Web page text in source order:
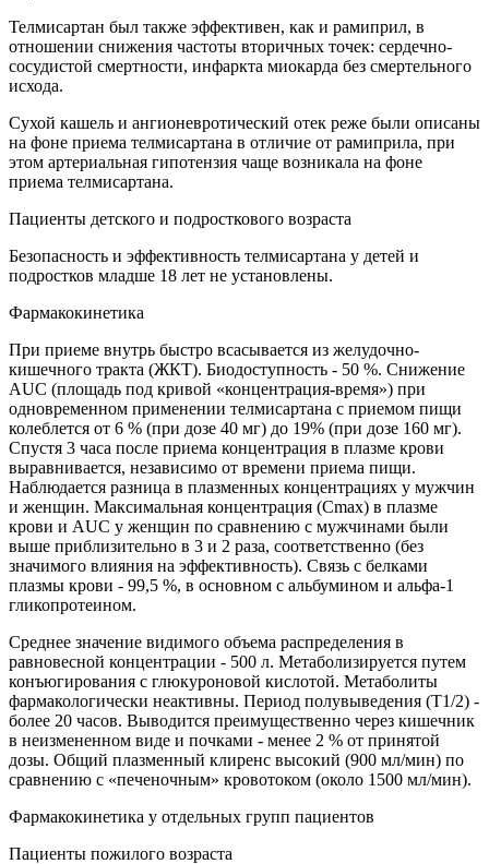
Телмисартан был также эффективен, как и рамиприл, в
отношении снижения частоты вторичных точек: сердечно-
сосудистой смертности, инфаркта миокарда без смертельного
исхода.
Сухой кашель и ангионевротический отек реже были описаны
на фоне приема телмисартана в отличие от рамиприла, при
этом артериальная гипотензия чаще возникала на фоне
приема телмисартана.
Пациенты детского и подросткового возраста
Безопасность и эффективность телмисартана у детей и
подростков младше 18 лет не установлены.
Фармакокинетика
При приеме внутрь быстро всасывается из желудочно-
кишечного тракта (ЖКТ). Биодоступность - 50 %. Снижение
AUC (площадь под кривой «концентрация-время») при
одновременном применении телмисартана с приемом пищи
колеблется от 6 % (при дозе 40 мг) до 19% (при дозе 160 мг).
Спустя 3 часа после приема концентрация в плазме крови
выравнивается, независимо от времени приема пищи.
Наблюдается разница в плазменных концентрациях у мужчин
и женщин. Максимальная концентрация (Сmах) в плазме
крови и AUC у женщин по сравнению с мужчинами были
выше приблизительно в 3 и 2 раза, соответственно (без
значимого влияния на эффективность). Связь с белками
плазмы крови - 99,5 %, в основном с альбумином и альфа-1
гликопротеином.
Среднее значение видимого объема распределения в
равновесной концентрации - 500 л. Метаболизируется путем
конъюгирования с глюкуроновой кислотой. Метаболиты
фармакологически неактивны. Период полувыведения (Т1/2) -
более 20 часов. Выводится преимущественно через кишечник
в неизмененном виде и почками - менее 2 % от принятой
дозы. Общий плазменный клиренс высокий (900 мл/мин) по
сравнению с «печеночным» кровотоком (около 1500 мл/мин).
Фармакокинетика у отдельных групп пациентов
Пациенты пожилого возраста